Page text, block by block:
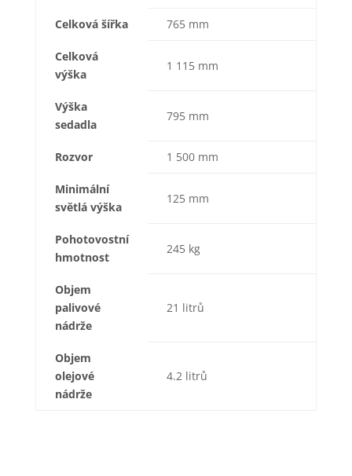
Celková šířka 765 mm
Celková
výška
1 115 mm
Výška
sedadla
795 mm
Rozvor 1 500 mm
Minimální
světlá výška
125 mm
Pohotovostní
hmotnost
245 kg
Objem
palivové
nádrže
21 litrů
Objem
olejové
nádrže
4.2 litrů